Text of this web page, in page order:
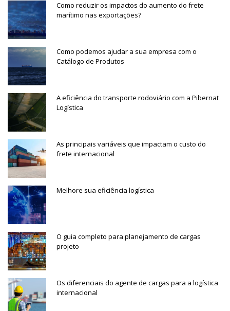
Como reduzir os impactos do aumento do frete
marítimo nas exportações?
Como podemos ajudar a sua empresa com o
Catálogo de Produtos
A eficiência do transporte rodoviário com a Pibernat
Logística
As principais variáveis que impactam o custo do
frete internacional
Melhore sua eficiência logística
O guia completo para planejamento de cargas
projeto
Os diferenciais do agente de cargas para a logística
internacional